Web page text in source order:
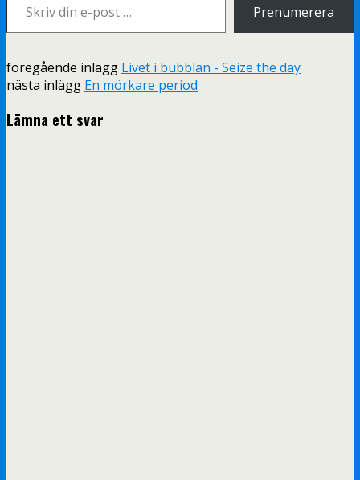
Prenumerera
föregående inlägg Livet i bubblan - Seize the day
nästa inlägg En mörkare period
Lämna ett svar